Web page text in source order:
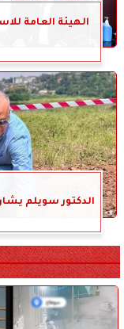
الهيئة العامة
الدكتور سويلم